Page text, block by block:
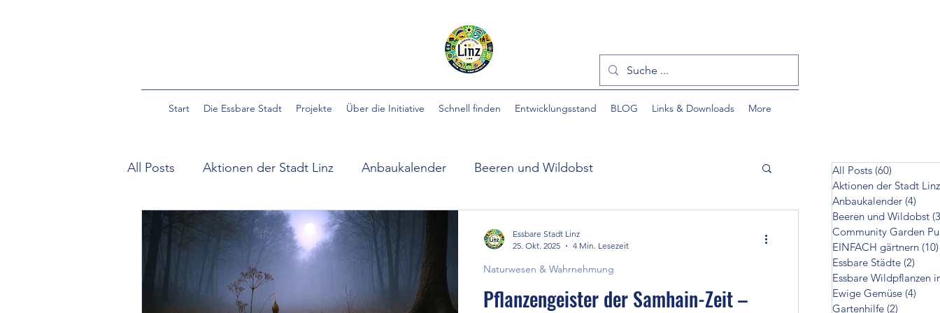
Start Die Essbare Stadt Projekte Über die Initiative Schnell finden Entwicklungsstand BLOG Links & Downloads More
All Posts Aktionen der Stadt Linz Anbaukalender Beeren und Wildobst
Community Garden Pulvermühlpark EINFACH gärtnern
Essbare Wildpflanzen in der Stadt Ewige Gemüse Gartennützlinge
Pflanzengeister der Samhain-Zeit –
Naturwesen & Wahrnehmung
Essbare Stadt Linz
25. Okt. 2025
4 Min. Lesezeit
All Posts (60)
Aktionen der Stadt Linz
Anbaukalender (4)
Beeren und Wildobst
EINFACH gärtnern (10)
Essbare Städte (2)
Essbare Wildpflanzen
Ewige Gemüse (4)
Gartenhilfe (2)